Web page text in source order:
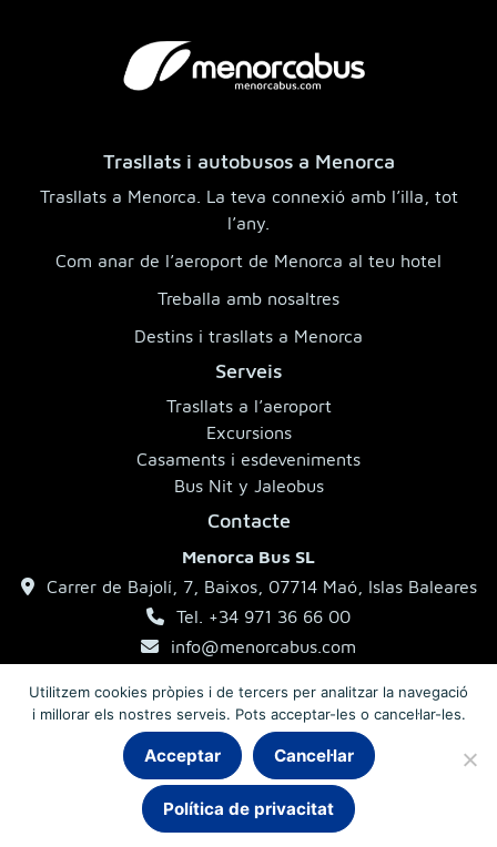
Trasllats i autobusos a Menorca
Trasllats a Menorca. La teva connexió amb l’illa, tot
l’any.
Com anar de l’aeroport de Menorca al teu hotel
Treballa amb nosaltres
Destins i trasllats a Menorca
Serveis
Trasllats a l’aeroport
Excursions
Casaments i esdeveniments
Bus Nit y Jaleobus
Contacte
Menorca Bus SL
Carrer de Bajolí, 7, Baixos, 07714 Maó, Islas Baleares
Tel. +34 971 36 66 00
info@menorcabus.com
Aviso legal Política de privacitat Condicions generals
© 2026 MenorcaBus · Autocars de Menorca
Utilitzem cookies pròpies i de tercers per analitzar la navegació
i millorar els nostres serveis. Pots acceptar-les o cancel·lar-les.
Acceptar Cancel·lar
Política de privacitat